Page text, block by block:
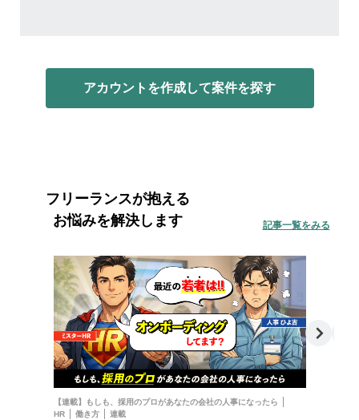
アカウントを作成して案件を探す
フリーランスが抱える
お悩みを解決します
【連載】もしも、採用のプロがあなたの会社の人事になったら
HR
働き方 連載
記事一覧をみる